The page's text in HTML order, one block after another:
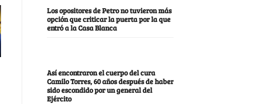
Los opositores de Petro no tuvieron más
opción que criticar la puerta por la que
entró a la Casa Blanca
Así encontraron el cuerpo del cura
Camilo Torres, 60 años después de haber
sido escondido por un general del
Ejército